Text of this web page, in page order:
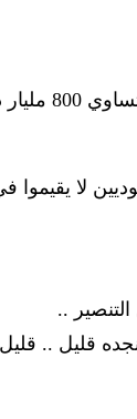
حجم الإستثمارات
..
قليل ..